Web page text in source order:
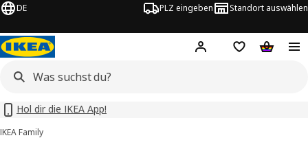
DE PLZ eingeben Standort auswählen
Hej! Hier einloggen
Merkzettel
Hol dir die IKEA App!
IKEA Family